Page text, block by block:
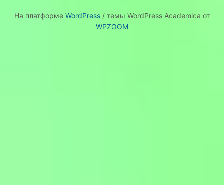
На платформе WordPress/ темы WordPress Academica от
WPZOOM